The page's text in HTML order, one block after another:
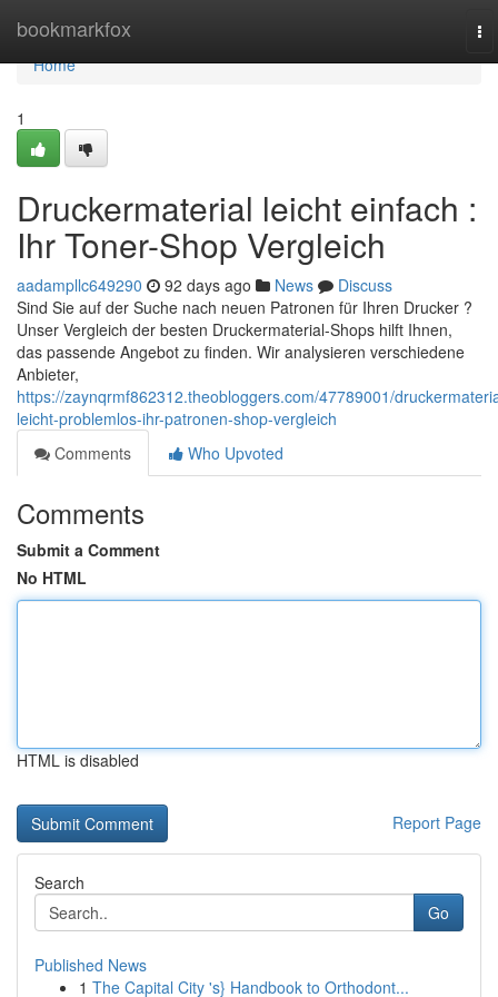
bookmarkfox
Home
Home
1
Druckermaterial leicht einfach :
Ihr Toner-Shop Vergleich
aadampllc649290 92 days ago News
Discuss
Sind Sie auf der Suche nach neuen Patronen für Ihren Drucker ?
Unser Vergleich der besten Druckermaterial-Shops hilft Ihnen,
das passende Angebot zu finden. Wir analysieren verschiedene
Anbieter,
https://zaynqrmf862312.theobloggers.com/47789001/
leicht-problemlos-ihr-patronen-shop-vergleich
Comments
Who Upvoted
Comments
Submit a Comment
No HTML
HTML is disabled
Report Page
Search
Go
Published News
1 The Capital City 's} Handbook to Orthodont...